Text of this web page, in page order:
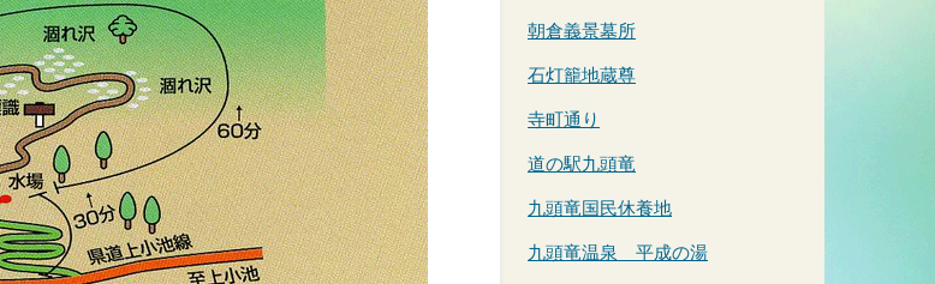
朝倉義景墓所
石灯籠地蔵尊
寺町通り
道の駅九頭竜
九頭竜国民休養地
九頭竜温泉 平成の湯